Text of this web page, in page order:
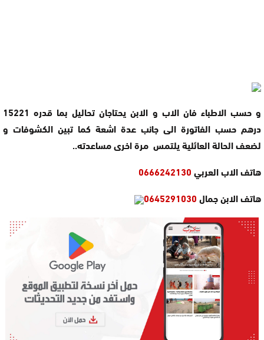
و حسب الاطباء فان الاب و الابن يحتاجان تحاليل بما قدره 15221
درهم حسب الفاتورة الى جانب عدة اشعة كما تبين الكشوفات و
لضعف الحالة العائلية يلتمس مرة اخرى مساعدته..
هاتف الاب العربي0666242130
هاتف الابن جمال0645291030